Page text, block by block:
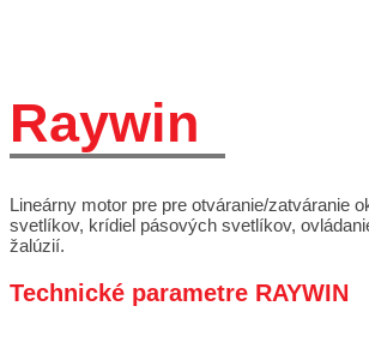
Raywin
Lineárny motor pre pre otváranie/zatváranie
svetlíkov, krídiel pásových svetlíkov,
žalúzií.
Technické parametre RAYWIN